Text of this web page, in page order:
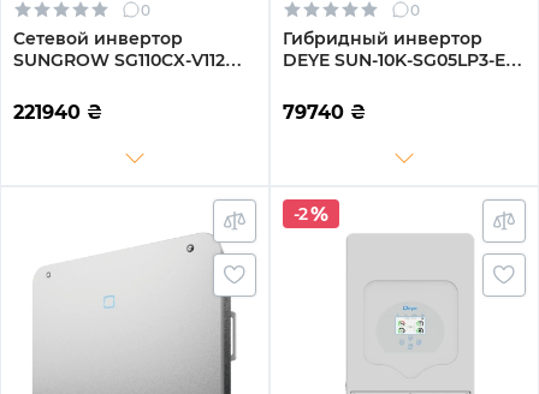
0
Сетевой инвертор
SUNGROW SG110CX-V112
Трехфазный (ASG02271)
221940 ₴
0
Гибридный инвертор
DEYE SUN-10K-SG05LP3-EU-
Fi 220/380V Трехфазный
79740 ₴
-2